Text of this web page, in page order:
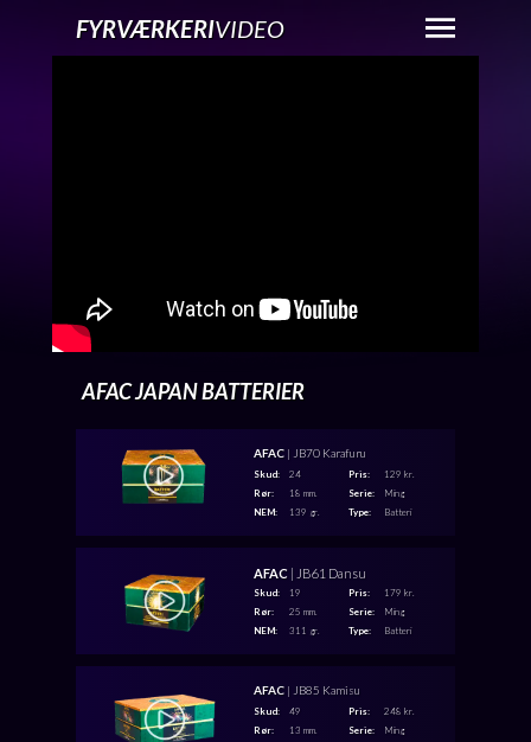
FYRVÆRKERIVIDEO
AFAC JAPAN BATTERIER
AFAC | JB70 Karafuru
AFAC | JB61 Dansu
AFAC | JB85 Kamisu
Skud:
Rør:
NEM:
Pris:
Serie:
Type:
Skud:
Rør:
NEM:
Pris:
Serie:
Type:
Skud:
Rør:
Pris:
Serie:
24
18 mm.
139 gr.
129 kr.
Ming
Batteri
19
25 mm.
311 gr.
179 kr.
Ming
Batteri
49
13 mm.
248 kr.
Ming